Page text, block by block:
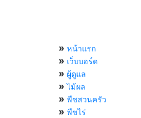
» หน้าแรก
» เว็บบอร์ด
» ผู้ดูแล
» ไม้ผล
» พืชสวนครัว
» พืชไร่